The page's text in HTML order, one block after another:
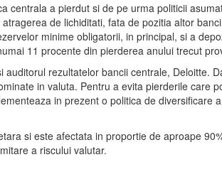
centrala a pierdut si de pe urma politicii
de lichiditati, fata de pozitia altor
minime obligatorii, in principal, si a
11 procente din pierderea anului trecut
rezultatelor bancii centrale, Deloitte.
in valuta. Pentru a evita pierderile care
in prezent o politica de
si este afectata in proportie de aproape
a riscului valutar.